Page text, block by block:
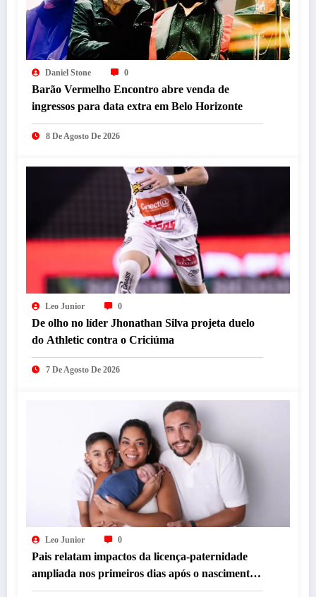
Daniel Stone 0
Barão Vermelho Encontro abre venda de
ingressos para data extra em Belo Horizonte
8 De Agosto De 2026
Leo Junior 0
De olho no líder Jhonathan Silva projeta duelo
do Athletic contra o Criciúma
7 De Agosto De 2026
Leo Junior 0
Pais relatam impactos da licença-paternidade
ampliada nos primeiros dias após o nascimento
dos filhos